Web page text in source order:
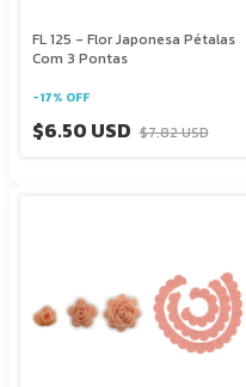
FL 125 - Flor Japonesa Pétalas
Com 3 Pontas
-17% OFF
$6.50 USD $7.82 USD